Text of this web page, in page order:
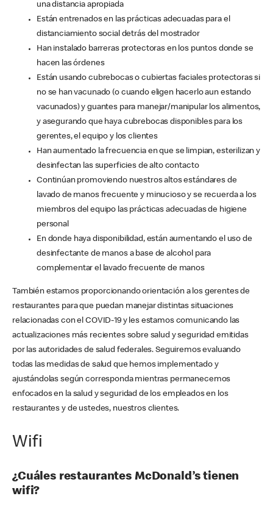
una distancia apropiada
Están entrenados en las prácticas adecuadas para el
distanciamiento social detrás del mostrador
Han instalado barreras protectoras en los puntos donde se
hacen las órdenes
Están usando cubrebocas o cubiertas faciales protectoras si
no se han vacunado (o cuando eligen hacerlo aun estando
vacunados) y guantes para manejar/manipular los alimentos,
y asegurando que haya cubrebocas disponibles para los
gerentes, el equipo y los clientes
Han aumentado la frecuencia en que se limpian, esterilizan y
desinfectan las superficies de alto contacto
Continúan promoviendo nuestros altos estándares de
lavado de manos frecuente y minucioso y se recuerda a los
miembros del equipo las prácticas adecuadas de higiene
personal
En donde haya disponibilidad, están aumentando el uso de
desinfectante de manos a base de alcohol para
complementar el lavado frecuente de manos
También estamos proporcionando orientación a los gerentes de
restaurantes para que puedan manejar distintas situaciones
relacionadas con el COVID-19 y les estamos comunicando las
actualizaciones más recientes sobre salud y seguridad emitidas
por las autoridades de salud federales. Seguiremos evaluando
todas las medidas de salud que hemos implementado y
ajustándolas según corresponda mientras permanecemos
enfocados en la salud y seguridad de los empleados en los
restaurantes y de ustedes, nuestros clientes.
Wifi
¿Cuáles restaurantes McDonald’s tienen
wifi?